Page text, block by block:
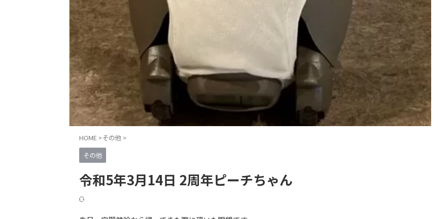
HOME >その他 >
その他
令和5年3月14日 2周年ピーチちゃん